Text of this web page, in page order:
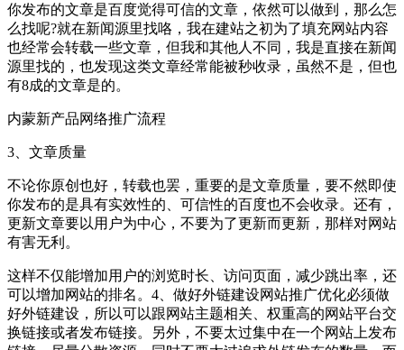
你发布的文章是百度觉得可信的文章，依然可以做到，那么怎
么找呢?就在新闻源里找咯，我在建站之初为了填充网站内容
也经常会转载一些文章，但我和其他人不同，我是直接在新闻
源里找的，也发现这类文章经常能被秒收录，虽然不是，但也
有8成的文章是的。
内蒙新产品网络推广流程
3、文章质量
不论你原创也好，转载也罢，重要的是文章质量，要不然即使
你发布的是具有实效性的、可信性的百度也不会收录。还有，
更新文章要以用户为中心，不要为了更新而更新，那样对网站
有害无利。
这样不仅能增加用户的浏览时长、访问页面，减少跳出率，还
可以增加网站的排名。4、做好外链建设网站推广优化必须做
好外链建设，所以可以跟网站主题相关、权重高的网站平台交
换链接或者发布链接。另外，不要太过集中在一个网站上发布